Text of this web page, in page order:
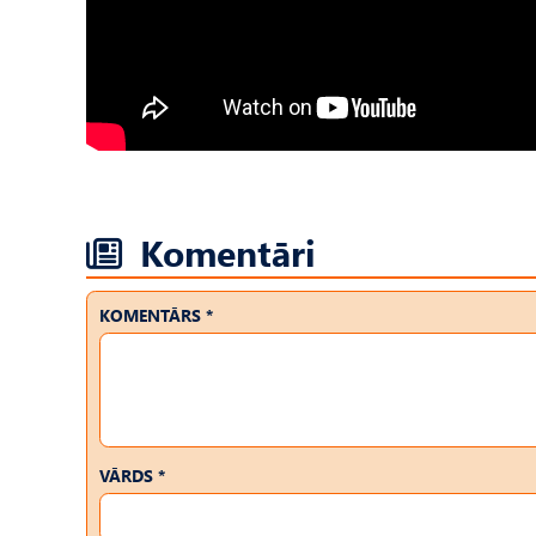
Komentāri
KOMENTĀRS *
VĀRDS *